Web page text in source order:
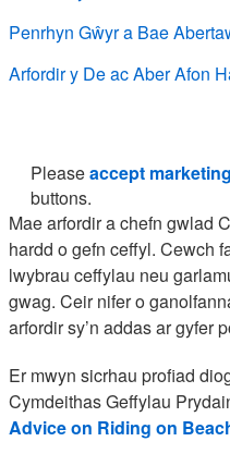
Penrhyn Gŵyr a Bae
Arfordir y De ac Aber Afon
Pleaseaccept
buttons.
Mae arfordir a chefn gwlad
hardd o gefn ceffyl. Cewch
lwybrau ceffylau neu
gwag. Ceir nifer o
arfordir sy’n addas ar gyfer
Er mwyn sicrhau profiad
Cymdeithas Geffylau
Advice on Riding on